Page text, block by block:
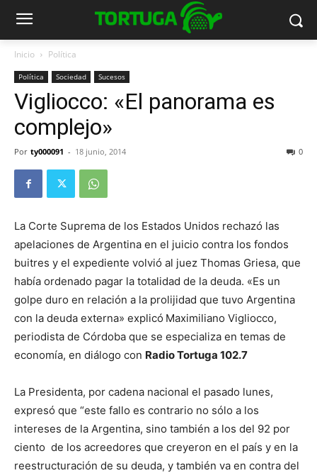
Inicio Política
Política Sociedad Sucesos
Vigliocco: «El panorama es
complejo»
Por ty000091 - 18 junio, 2014 0
La Corte Suprema de los Estados Unidos rechazó las
apelaciones de Argentina en el juicio contra los fondos
buitres y el expediente volvió al juez Thomas Griesa, que
había ordenado pagar la totalidad de la deuda. «Es un
golpe duro en relación a la prolijidad que tuvo Argentina
con la deuda externa» explicó Maximiliano Vigliocco,
periodista de Córdoba que se especializa en temas de
economía, en diálogo con Radio Tortuga 102.7
La Presidenta, por cadena nacional el pasado lunes,
expresó que “este fallo es contrario no sólo a los
intereses de la Argentina, sino también a los del 92 por
ciento de los acreedores que creyeron en el país y en la
reestructuración de su deuda, y también va en contra del